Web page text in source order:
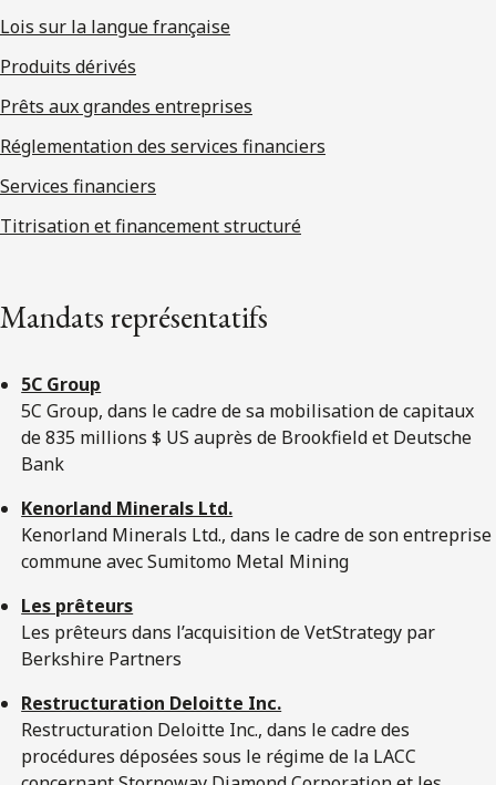
Lois sur la langue française
Produits dérivés
Prêts aux grandes entreprises
Réglementation des services financiers
Services financiers
Titrisation et financement structuré
Mandats représentatifs
5C Group
5C Group, dans le cadre de sa mobilisation de capitaux
de 835 millions $ US auprès de Brookfield et Deutsche
Bank
Kenorland Minerals Ltd.
Kenorland Minerals Ltd., dans le cadre de son entreprise
commune avec Sumitomo Metal Mining
Les prêteurs
Les prêteurs dans l’acquisition de VetStrategy par
Berkshire Partners
Restructuration Deloitte Inc.
Restructuration Deloitte Inc., dans le cadre des
procédures déposées sous le régime de la LACC